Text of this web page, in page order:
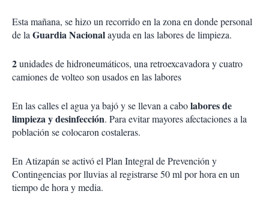
Esta mañana, se hizo un recorrido en la zona en donde personal
de laGuardia Nacionalayuda en las labores de limpieza.
2unidades de hidroneumáticos, una retroexcavadora y cuatro
camiones de volteo son usados en las labores
En las calles el agua ya bajó y se llevan a cabolabores de
limpieza y desinfección. Para evitar mayores afectaciones a la
población se colocaron costaleras.
En Atizapán se activó el Plan Integral de Prevención y
Contingencias por lluvias al registrarse 50 ml por hora en un
tiempo de hora y media.